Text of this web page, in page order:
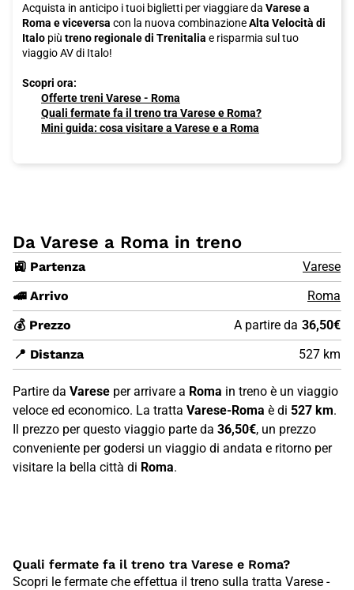
Acquista in anticipo i tuoi biglietti per viaggiare da Varese a
Roma e viceversa con la nuova combinazioneAlta Velocità di
Italo più treno regionale di Trenitalia e risparmia sul tuo
viaggio AV di Italo!
Scopri ora:
Offerte treni Varese - Roma
Quali fermate fa il treno tra Varese e Roma?
Mini guida: cosa visitare a Varese e a Roma
Da Varese a Roma in treno
🚉 Partenza
Varese
🚄 Arrivo
Roma
💰 Prezzo
A partire da 36,50€
📍 Distanza
527 km
Partire da Varese per arrivare a Roma in treno è un viaggio
veloce ed economico. La tratta Varese-Roma è di 527 km.
Il prezzo per questo viaggio parte da 36,50€, un prezzo
conveniente per godersi un viaggio di andata e ritorno per
visitare la bella città di Roma.
Quali fermate fa il treno tra Varese e Roma?
Scopri le fermate che effettua il treno sulla tratta Varese -